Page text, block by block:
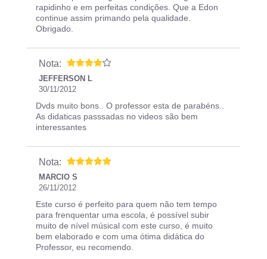
rapidinho e em perfeitas condições. Que a Edon
continue assim primando pela qualidade.
Obrigado.
Nota:
JEFFERSON L
30/11/2012
Dvds muito bons.. O professor esta de parabéns..
As didaticas passsadas no videos são bem
interessantes
Nota:
MARCIO S
26/11/2012
Este curso é perfeito para quem não tem tempo
para frenquentar uma escola, é possível subir
muito de nível músical com este curso, é muito
bem elaborado e com uma ótima didática do
Professor, eu recomendo.